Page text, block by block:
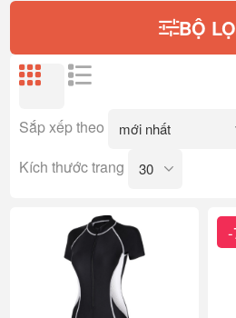
BỘ
Sắp xếp theo
Kích thước trang